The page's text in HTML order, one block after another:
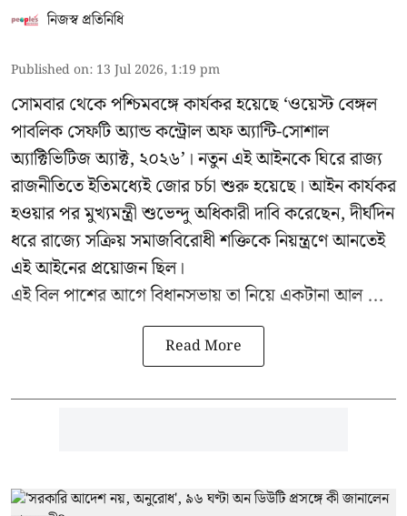
নিজস্ব প্রতিনিধি
Published on: 13 Jul 2026, 1:19 pm
সোমবার থেকে পশ্চিমবঙ্গে কার্যকর হয়েছে ‘ওয়েস্ট বেঙ্গল
পাবলিক সেফটি অ্যান্ড কন্ট্রোল অফ অ্যান্টি-সোশাল
অ্যাক্টিভিটিজ অ্যাক্ট, ২০২৬’। নতুন এই আইনকে ঘিরে রাজ্য
রাজনীতিতে ইতিমধ্যেই জোর চর্চা শুরু হয়েছে। আইন কার্যকর
হওয়ার পর মুখ্যমন্ত্রী শুভেন্দু অধিকারী দাবি করেছেন, দীর্ঘদিন
ধরে রাজ্যে সক্রিয় সমাজবিরোধী শক্তিকে নিয়ন্ত্রণে আনতেই
এই আইনের প্রয়োজন ছিল।
এই বিল পাশের আগে বিধানসভায় তা নিয়ে একটানা আল ...
Read More